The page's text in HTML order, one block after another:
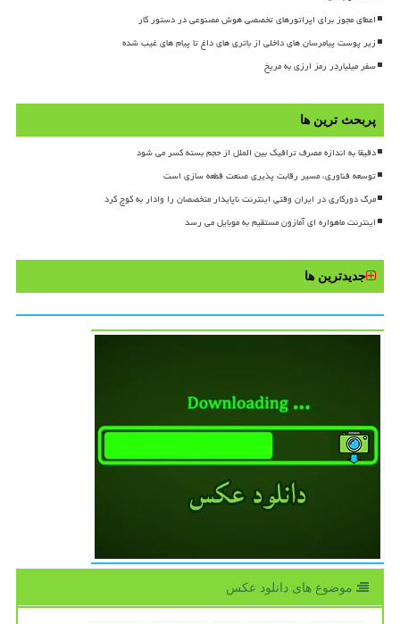
اعطای مجوز برای اپراتورهای تخصصی هوش مصنوعی در دستور کار
زیر پوست پیامرسان های داخلی از باتری های داغ تا پیام های غیب شده
سفر میلیاردر رمز ارزی به مریخ
پربحث ترین ها
دقیقا به اندازه مصرف ترافیک بین الملل از حجم بسته کسر می شود
توسعه فناوری، مسیر رقابت پذیری صنعت قطعه سازی است
مرگ دورکاری در ایران وقتی اینترنت ناپایدار متخصصان را وادار به کوچ کرد
اینترنت ماهواره ای آمازون مستقیم به موبایل می رسد
جدیدترین ها
موضوع های دانلود عكس